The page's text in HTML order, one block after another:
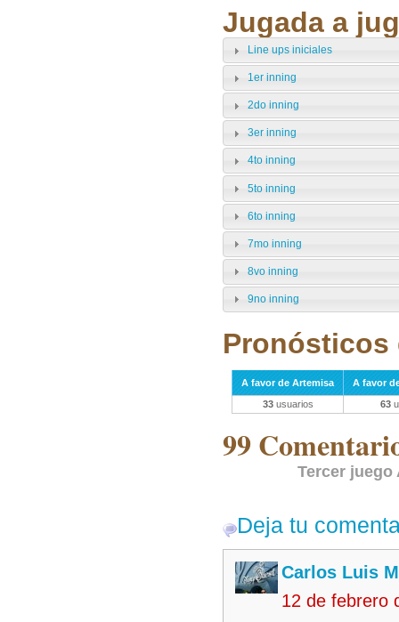
Jugada a
Line ups iniciales
1er inning
2do inning
3er inning
4to inning
5to inning
6to inning
7mo inning
8vo inning
9no inning
Pronósticos
A favor de Artemisa
A favor
33usuarios 63
99
Tercer
Deja tu
Carlos Luis
12 de febrero